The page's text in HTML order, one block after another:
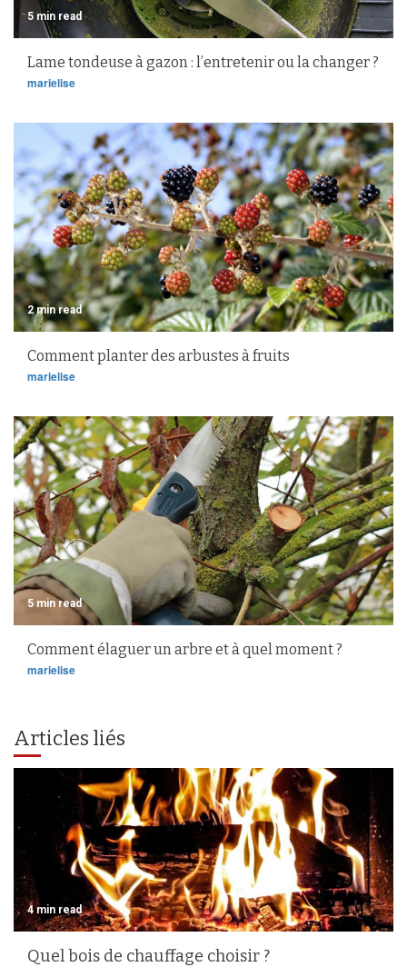
5 min read
Lame tondeuse à gazon : l’entretenir ou la changer ?
marielise
2 min read
Comment planter des arbustes à fruits
marielise
5 min read
Comment élaguer un arbre et à quel moment ?
marielise
Articles liés
4 min read
Quel bois de chauffage choisir ?